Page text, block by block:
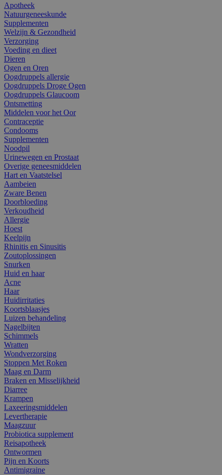
Apotheek
Natuurgeneeskunde
Supplementen
Welzijn & Gezondheid
Verzorging
Voeding en dieet
Dieren
Ogen en Oren
Oogdruppels allergie
Oogdruppels Droge Ogen
Oogdruppels Glaucoom
Ontsmetting
Middelen voor het Oor
Contraceptie
Condooms
Supplementen
Noodpil
Urinewegen en Prostaat
Overige geneesmiddelen
Hart en Vaatstelsel
Aambeien
Zware Benen
Doorbloeding
Verkoudheid
Allergie
Hoest
Keelpijn
Rhinitis en Sinusitis
Zoutoplossingen
Snurken
Huid en haar
Acne
Haar
Huidirritaties
Koortsblaasjes
Luizen behandeling
Nagelbijten
Schimmels
Wratten
Wondverzorging
Stoppen Met Roken
Maag en Darm
Braken en Misselijkheid
Diarree
Krampen
Laxeeringsmiddelen
Levertherapie
Maagzuur
Probiotica supplement
Reisapotheek
Ontwormen
Pijn en Koorts
Antimigraine